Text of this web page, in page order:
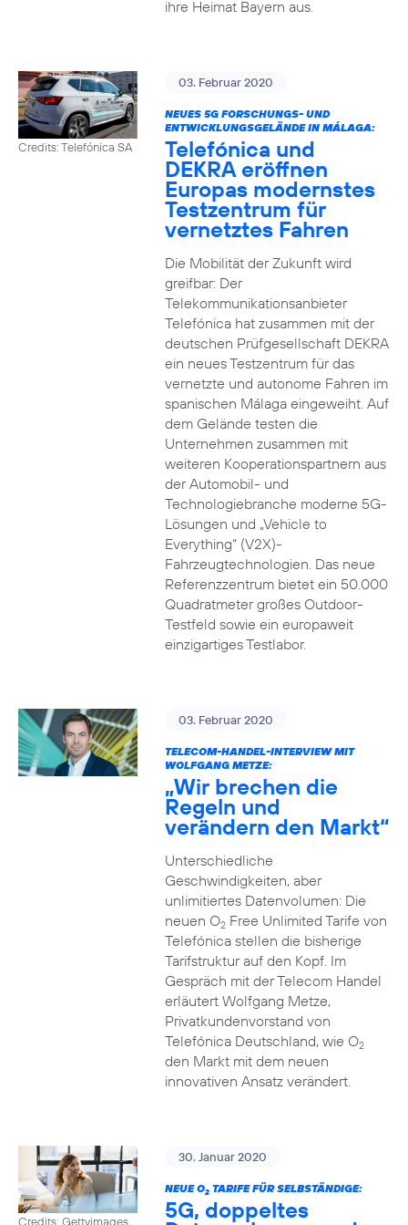
ihre Heimat Bayern aus.
Credits: Telefónica SA
03. Februar 2020
NEUES 5G FORSCHUNGS- UND
ENTWICKLUNGSGELÄNDE IN MÁLAGA:
Telefónica und
DEKRA eröffnen
Europas modernstes
Testzentrum für
vernetztes Fahren
Die Mobilität der Zukunft wird
greifbar: Der
Telekommunikationsanbieter
Telefónica hat zusammen mit der
deutschen Prüfgesellschaft DEKRA
ein neues Testzentrum für das
vernetzte und autonome Fahren im
spanischen Málaga eingeweiht. Auf
dem Gelände testen die
Unternehmen zusammen mit
weiteren Kooperationspartnern aus
der Automobil- und
Technologiebranche moderne 5G-
Lösungen und „Vehicle to
Everything“ (V2X)-
Fahrzeugtechnologien. Das neue
Referenzzentrum bietet ein 50.000
Quadratmeter großes Outdoor-
Testfeld sowie ein europaweit
einzigartiges Testlabor.
03. Februar 2020
TELECOM-HANDEL-INTERVIEW MIT
WOLFGANG METZE:
„Wir brechen die
Regeln und
verändern den Markt“
Unterschiedliche
Geschwindigkeiten, aber
unlimitiertes Datenvolumen: Die
neuen O2Free Unlimited Tarife von
Telefónica stellen die bisherige
Tarifstruktur auf den Kopf. Im
Gespräch mit der Telecom Handel
erläutert Wolfgang Metze,
Privatkundenvorstand von
Telefónica Deutschland, wie O2
den Markt mit dem neuen
innovativen Ansatz verändert.
Credits: Gettyimages
30. Januar 2020
NEUE O2TARIFE FÜR SELBSTÄNDIGE:
5G, doppeltes